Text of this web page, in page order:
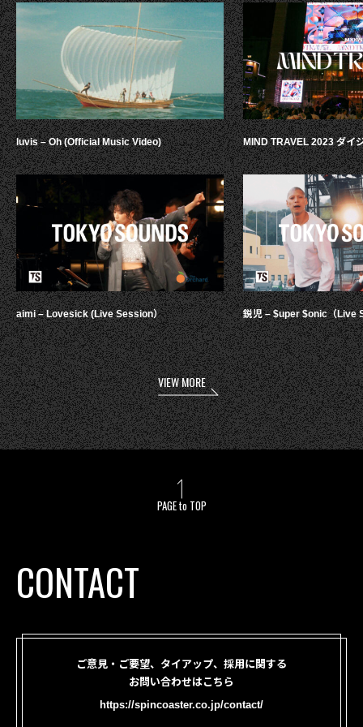
luvis – Oh (Official Music Video)
aimi – Lovesick (Live Session）
MIND TRAVEL 2023 ダイ
鋭児 – $uper $onic（Live
VIEW MORE
PAGE to TOP
CONTACT
ご意見・ご要望、タイアップ、採用に関する
お問い合わせはこちら
https://spincoaster.co.jp/contact/